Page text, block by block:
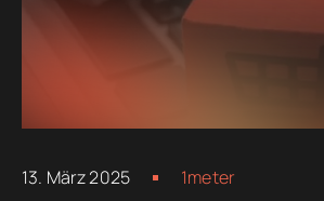
13. März 2025 1meter